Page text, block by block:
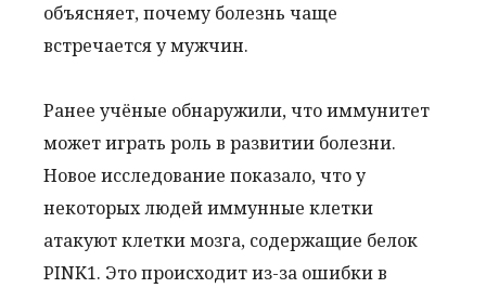
объясняет, почему болезнь чаще
встречается у мужчин.
Ранее учёные обнаружили, что иммунитет
может играть роль в развитии болезни.
Новое исследование показало, что у
некоторых людей иммунные клетки
атакуют клетки мозга, содержащие белок
PINK1. Это происходит из-за ошибки в